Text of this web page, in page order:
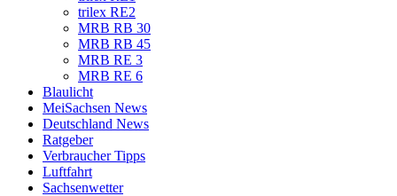
trilex RE2
MRB RB 30
MRB RB 45
MRB RE 3
MRB RE 6
Blaulicht
MeiSachsen News
Deutschland News
Ratgeber
Verbraucher Tipps
Luftfahrt
Sachsenwetter